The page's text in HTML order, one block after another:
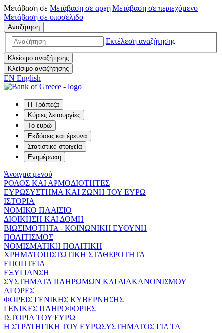
Μετάβαση σε Μετάβαση σε αρχή Μετάβαση σε περιεχόμενο
Μετάβαση σε υποσέλιδο
Αναζήτηση
Εκτέλεση αναζήτησης
Κλείσιμο αναζήτησης
Κλείσιμο αναζήτησης
EN English
Η Τράπεζα
Κύριες λειτουργίες
Το ευρώ
Εκδόσεις και έρευνα
Στατιστικά στοιχεία
Ενημέρωση
Άνοιγμα μενού
ΡΟΛΟΣ ΚΑΙ ΑΡΜΟΔΙΟΤΗΤΕΣ
ΕΥΡΩΣΥΣΤΗΜΑ ΚΑΙ ΖΩΝΗ ΤΟΥ ΕΥΡΩ
ΙΣΤΟΡΙΑ
ΝΟΜΙΚΟ ΠΛΑΙΣΙΟ
ΔΙΟΙΚΗΣΗ ΚΑΙ ΔΟΜΗ
ΒΙΩΣΙΜΟΤΗΤΑ - ΚΟΙΝΩΝΙΚΗ ΕΥΘΥΝΗ
ΠΟΛΙΤΙΣΜΟΣ
ΝΟΜΙΣΜΑΤΙΚΗ ΠΟΛΙΤΙΚΗ
ΧΡΗΜΑΤΟΠΙΣΤΩΤΙΚΗ ΣΤΑΘΕΡΟΤΗΤΑ
ΕΠΟΠΤΕΙΑ
ΕΞΥΓΙΑΝΣΗ
ΣΥΣΤΗΜΑΤΑ ΠΛΗΡΩΜΩΝ ΚΑΙ ΔΙΑΚΑΝΟΝΙΣΜΟΥ
ΑΓΟΡΕΣ
ΦΟΡΕΙΣ ΓΕΝΙΚΗΣ ΚΥΒΕΡΝΗΣΗΣ
ΓΕΝΙΚΕΣ ΠΛΗΡΟΦΟΡΙΕΣ
ΙΣΤΟΡΙΑ ΤΟΥ ΕΥΡΩ
Η ΣΤΡΑΤΗΓΙΚΗ ΤΟΥ ΕΥΡΩΣΥΣΤΗΜΑΤΟΣ ΓΙΑ ΤΑ